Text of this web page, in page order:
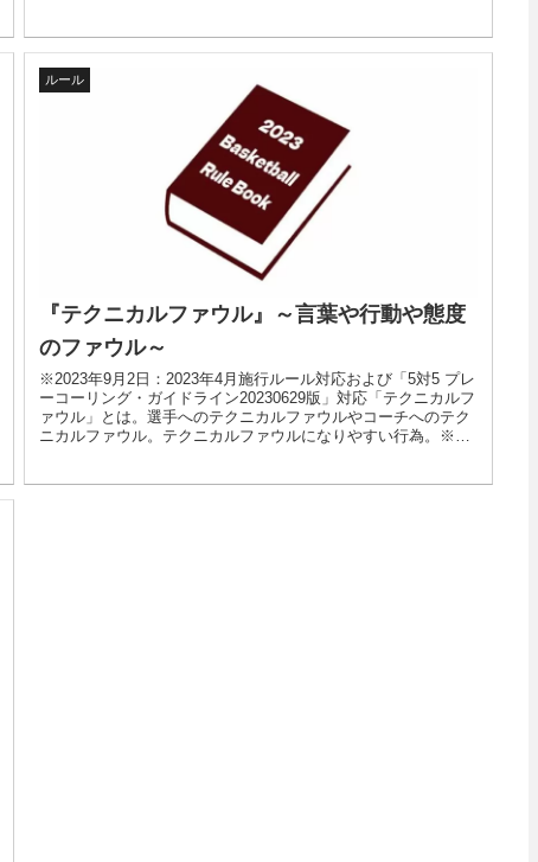
ルール
『テクニカルファウル』～言葉や行動や態度
のファウル～
※2023年9月2日：2023年4月施行ルール対応および「5対5 プレ
ーコーリング・ガイドライン20230629版」対応「テクニカルフ
ァウル」とは。選手へのテクニカルファウルやコーチへのテク
ニカルファウル。テクニカルファウルになりやすい行為。※